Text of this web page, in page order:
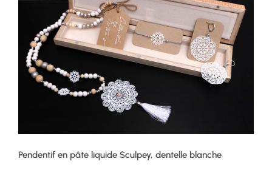
Pendentif en pâte liquide Sculpey, dentelle blanche